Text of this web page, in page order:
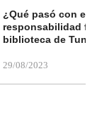
¿Qué pasó con el
responsabilidad
biblioteca de
29/08/2023